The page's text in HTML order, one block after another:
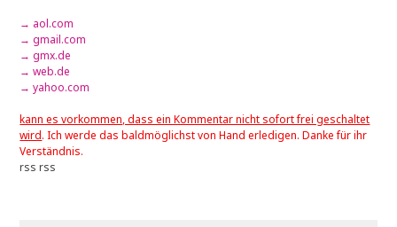
→ aol.com
→ gmail.com
→ gmx.de
→ web.de
→ yahoo.com
kann es vorkommen, dass ein Kommentar nicht sofort frei geschaltet
wird. Ich werde das baldmöglichst von Hand erledigen. Danke für ihr
Verständnis.
rss rss